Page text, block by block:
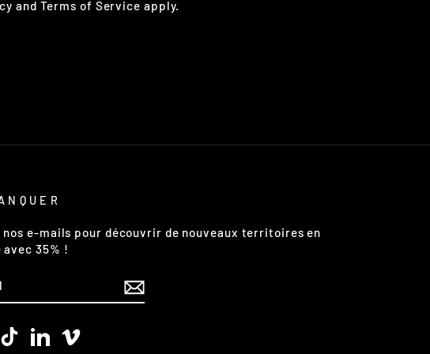
and Terms of Service apply.
nos e-mails pour découvrir de nouveaux territoires en
35% !
TikTokLinkedInVimeo